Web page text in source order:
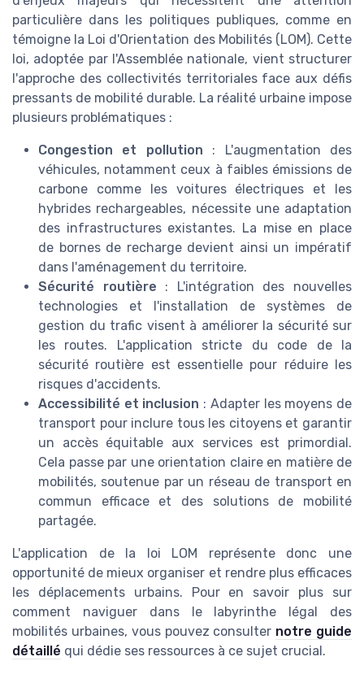
particulière dans les politiques publiques, comme en
témoigne la Loi d'Orientation des Mobilités (LOM). Cette
loi, adoptée par l'Assemblée nationale, vient structurer
l'approche des collectivités territoriales face aux défis
pressants de mobilité durable. La réalité urbaine impose
plusieurs problématiques :
Congestion et pollution : L'augmentation des
véhicules, notamment ceux à faibles émissions de
carbone comme les voitures électriques et les
hybrides rechargeables, nécessite une adaptation
des infrastructures existantes. La mise en place
de bornes de recharge devient ainsi un impératif
dans l'aménagement du territoire.
Sécurité routière : L'intégration des nouvelles
technologies et l'installation de systèmes de
gestion du trafic visent à améliorer la sécurité sur
les routes. L'application stricte du code de la
sécurité routière est essentielle pour réduire les
risques d'accidents.
Accessibilité et inclusion : Adapter les moyens de
transport pour inclure tous les citoyens et garantir
un accès équitable aux services est primordial.
Cela passe par une orientation claire en matière de
mobilités, soutenue par un réseau de transport en
commun efficace et des solutions de mobilité
partagée.
L'application de la loi LOM représente donc une
opportunité de mieux organiser et rendre plus efficaces
les déplacements urbains. Pour en savoir plus sur
comment naviguer dans le labyrinthe légal des
mobilités urbaines, vous pouvez consulter notre guide
détaillé qui dédie ses ressources à ce sujet crucial.